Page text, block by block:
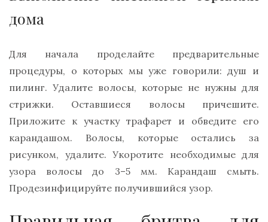
дома
Для начала проделайте предварительные
процедуры, о которых мы уже говорили: душ и
пилинг. Удалите волосы, которые не нужны для
стрижки. Оставшиеся волосы причешите.
Приложите к участку трафарет и обведите его
карандашом. Волосы, которые остались за
рисунком, удалите. Укоротите необходимые для
узора волосы до 3–5 мм. Карандаш смыть.
Продезинфицируйте получившийся узор.